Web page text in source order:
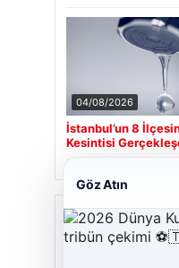
04/08/2026
İstanbul’un 8
Kesintisi
Son Eklenen
Göz Atın